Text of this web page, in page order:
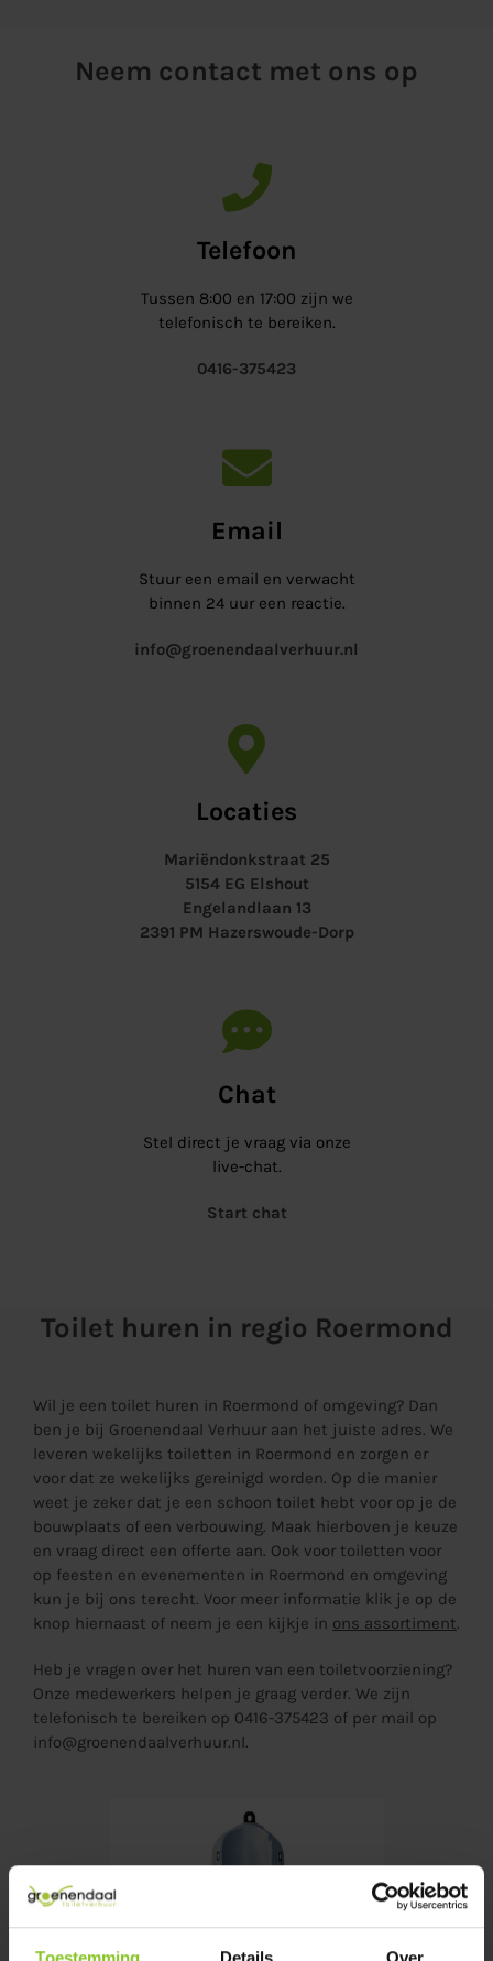
Toestemming Details Over
Neem contact met ons op
Telefoon
Tussen 8:00 en 17:00 zijn we
telefonisch te bereiken.
0416-375423
Email
Stuur een email en verwacht
binnen 24 uur een reactie.
info@groenendaalverhuur.nl
Locaties
Mariëndonkstraat 25
5154 EG Elshout
Engelandlaan 13
2391 PM Hazerswoude-Dorp
Chat
Stel direct je vraag via onze
live-chat.
Start chat
Toilet huren in regio Roermond
Wil je een toilet huren in Roermond of omgeving? Dan
ben je bij Groenendaal Verhuur aan het juiste adres. We
leveren wekelijks toiletten in Roermond en zorgen er
voor dat ze wekelijks gereinigd worden. Op die manier
weet je zeker dat je een schoon toilet hebt voor op je de
bouwplaats of een verbouwing. Maak hierboven je keuze
en vraag direct een offerte aan. Ook voor toiletten voor
op feesten en evenementen in Roermond en omgeving
kun je bij ons terecht. Voor meer informatie klik je op de
knop hiernaast of neem je een kijkje in ons assortiment.
Heb je vragen over het huren van een toiletvoorziening?
Onze medewerkers helpen je graag verder. We zijn
telefonisch te bereiken op 0416-375423 of per mail op
info@groenendaalverhuur.nl.